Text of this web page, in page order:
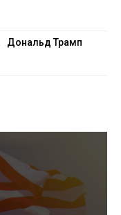
Дональд Трамп